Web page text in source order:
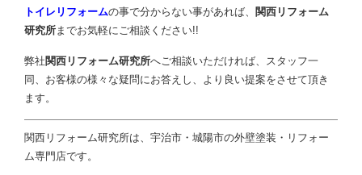
トイレリフォームの事で分からない事があれば、
関西リフォーム
研究所までお気軽にご相談ください!!
弊社 関西リフォーム研究所へご相談いただければ、スタッフ一
同、お客様の様々な疑問にお答えし、より良い提案をさせて頂き
ます。
関西リフォーム研究所は、宇治市・城陽市の外壁塗装・リフォー
ム専門店です。